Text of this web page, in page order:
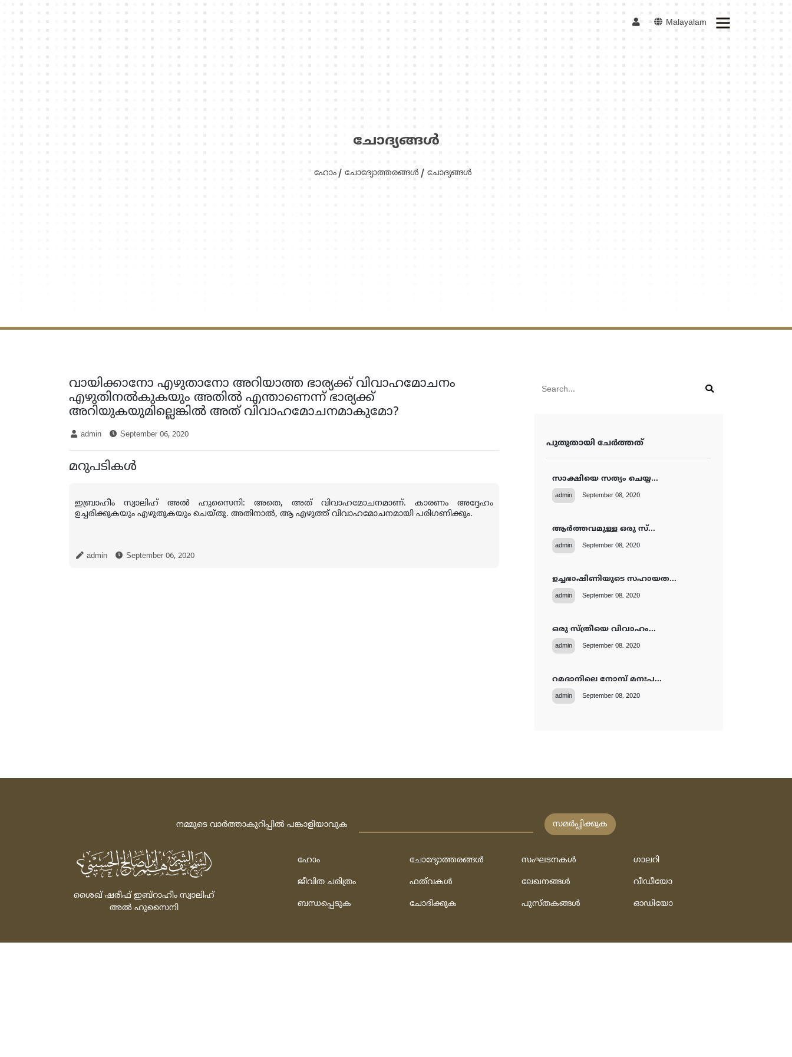
Malayalam
ചോദ്യങ്ങള്‍
ഹോം ചോദ്യോത്തരങ്ങള്‍ ചോദ്യങ്ങള്‍
വായിക്കാനോ എഴുതാനോ അറിയാത്ത ഭാര്യക്ക് വിവാഹമോചനം
എഴുതിനല്‍കുകയും അതില്‍ എന്താണെന്ന് ഭാര്യക്ക്
അറിയുകയുമില്ലെങ്കില്‍ അത് വിവാഹമോചനമാകുമോ?
admin September 06, 2020
മറുപടികള്‍
ഇബ്രാഹീം സ്വാലിഹ് അല്‍ ഹുസൈനി: അതെ, അത് വിവാഹമോചനമാണ്. കാരണം അദ്ദേഹം
ഉച്ചരിക്കുകയും എഴുതുകയും ചെയ്തു. അതിനാല്‍, ആ എഴുത്ത് വിവാഹമോചനമായി പരിഗണിക്കും.
admin September 06, 2020
പുതുതായി ചേര്‍ത്തത്‌
സാക്ഷിയെ സത്യം ചെയ്യ...
admin September 08, 2020
ആര്‍ത്തവമുള്ള ഒരു സ്...
admin September 08, 2020
ഉച്ചഭാഷിണിയുടെ സഹായത...
admin September 08, 2020
ഒരു സ്ത്രീയെ വിവാഹം...
admin September 08, 2020
റമദാനിലെ നോമ്പ് മനഃപ...
admin September 08, 2020
നമ്മുടെ വാര്‍ത്താകുറിപ്പില്‍ പങ്കാളിയാവുക സമര്‍പ്പിക്കുക
ശൈഖ്‌ ഷരീഫ്‌ ഇബ്‌റാഹീം സ്വാലിഹ്‌
അല്‍ ഹുസൈനി
ഹോം
ജീവിത ചരിത്രം
ബന്ധപ്പെടുക
ചോദ്യോത്തരങ്ങള്‍
ഫത്‌വകള്‍
ചോദിക്കുക
സംഘടനകള്‍
ലേഖനങ്ങള്‍
പുസ്‌തകങ്ങള്‍
ഗാലറി
വീഡീയോ
ഓഡിയോ